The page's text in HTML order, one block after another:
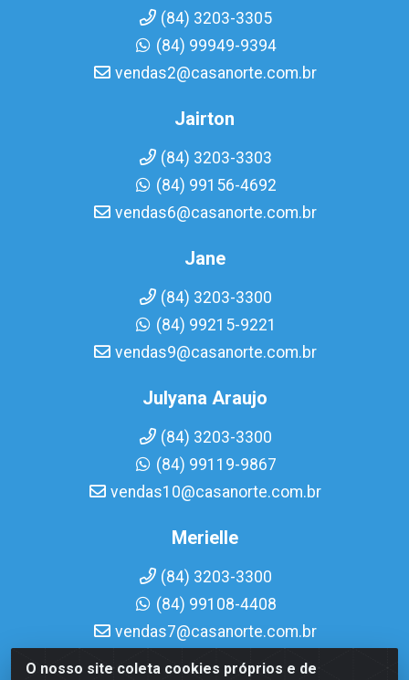
O nosso site coleta cookies próprios e de
(84) 3203-3305
(84) 99949-9394
vendas2@casanorte.com.br
Jairton
(84) 3203-3303
(84) 99156-4692
vendas6@casanorte.com.br
Jane
(84) 3203-3300
(84) 99215-9221
vendas9@casanorte.com.br
Julyana Araujo
(84) 3203-3300
(84) 99119-9867
vendas10@casanorte.com.br
Merielle
(84) 3203-3300
(84) 99108-4408
vendas7@casanorte.com.br